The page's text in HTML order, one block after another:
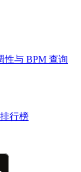
性与 BPM 查询
排行榜